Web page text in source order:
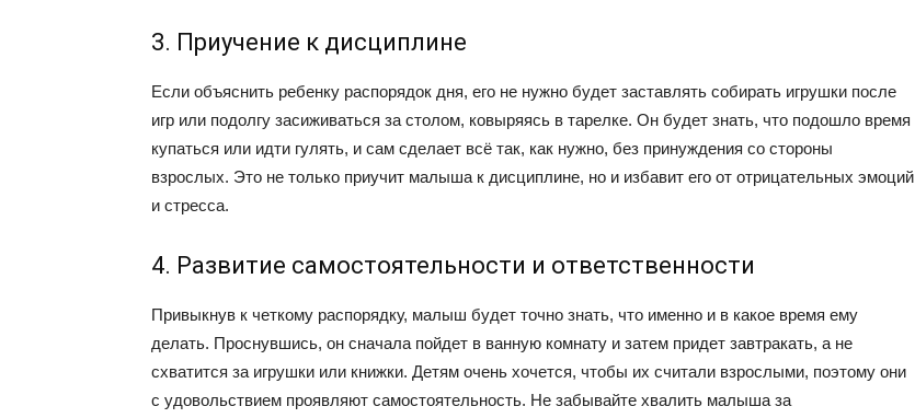
3. Приучение к дисциплине
Если объяснить ребенку распорядок дня, его не нужно будет заставлять собирать игрушки после
игр или подолгу засиживаться за столом, ковыряясь в тарелке. Он будет знать, что подошло время
купаться или идти гулять, и сам сделает всё так, как нужно, без принуждения со стороны
взрослых. Это не только приучит малыша к дисциплине, но и избавит его от отрицательных эмоций
и стресса.
4. Развитие самостоятельности и ответственности
Привыкнув к четкому распорядку, малыш будет точно знать, что именно и в какое время ему
делать. Проснувшись, он сначала пойдет в ванную комнату и затем придет завтракать, а не
схватится за игрушки или книжки. Детям очень хочется, чтобы их считали взрослыми, поэтому они
с удовольствием проявляют самостоятельность. Не забывайте хвалить малыша за